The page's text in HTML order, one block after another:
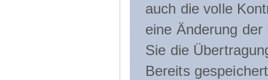
auch die volle
eine Änderung
Sie die
Bereits